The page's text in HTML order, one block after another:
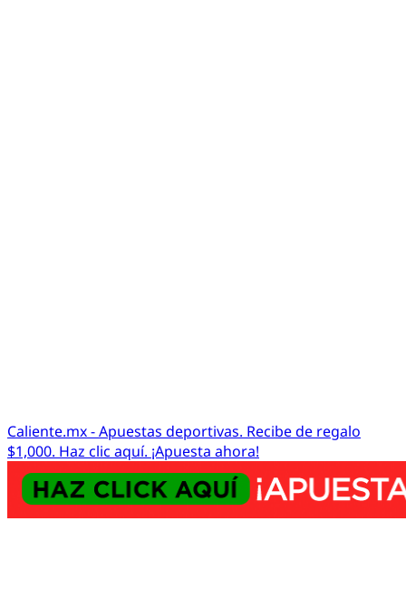
Caliente.mx - Apuestas deportivas. Recibe de regalo
$1,000. Haz clic aquí. ¡Apuesta ahora!